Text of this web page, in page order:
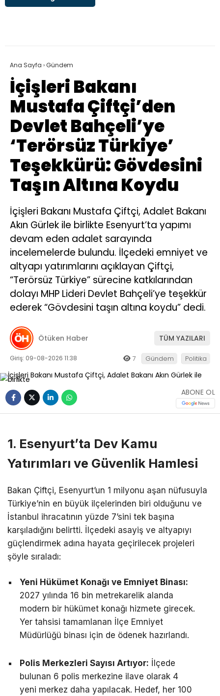
Ana Sayfa ›Gündem
İçişleri Bakanı
Mustafa Çiftçi’den
Devlet Bahçeli’ye
‘Terörsüz Türkiye’
Teşekkürü: Gövdesini
Taşın Altına Koydu
İçişleri Bakanı Mustafa Çiftçi, Adalet Bakanı
Akın Gürlek ile birlikte Esenyurt’ta yapımı
devam eden adalet sarayında
incelemelerde bulundu. İlçedeki emniyet ve
altyapı yatırımlarını açıklayan Çiftçi,
“Terörsüz Türkiye” sürecine katkılarından
dolayı MHP Lideri Devlet Bahçeli’ye teşekkür
ederek “Gövdesini taşın altına koydu” dedi.
Ötüken Haber TÜM YAZILARI
Giriş: 09-08-2026 11:38 7 Gündem Politika
ABONE OL
1. Esenyurt’ta Dev Kamu
Yatırımları ve Güvenlik Hamlesi
Bakan Çiftçi, Esenyurt’un 1 milyonu aşan nüfusuyla
Türkiye’nin en büyük ilçelerinden biri olduğunu ve
İstanbul ihracatının yüzde 7’sini tek başına
karşıladığını belirtti. İlçedeki asayiş ve altyapıyı
güçlendirmek adına hayata geçirilecek projeleri
şöyle sıraladı:
Yeni Hükümet Konağı ve Emniyet Binası:
2027 yılında 16 bin metrekarelik alanda
modern bir hükümet konağı hizmete girecek.
Yer tahsisi tamamlanan İlçe Emniyet
Müdürlüğü binası için de ödenek hazırlandı.
Polis Merkezleri Sayısı Artıyor: İlçede
bulunan 6 polis merkezine ilave olarak 4
yeni merkez daha yapılacak. Hedef, her 100